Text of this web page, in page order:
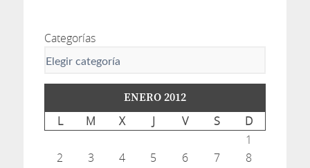
Categorías
ENERO 2012
L M X J V S D
1
2
3 4 5 6 7
8